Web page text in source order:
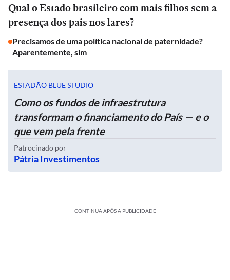
Qual o Estado brasileiro com mais filhos sem a
presença dos pais nos lares?
Precisamos de uma política nacional de paternidade?
Aparentemente, sim
ESTADÃO BLUE STUDIO
Como os fundos de infraestrutura
transformam o financiamento do País — e o
que vem pela frente
Patrocinado por
Pátria Investimentos
CONTINUA APÓS A PUBLICIDADE